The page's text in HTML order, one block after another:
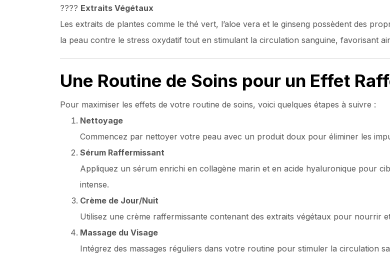
???? Extraits Végétaux
Les extraits de plantes comme le thé vert, l’aloe vera et le ginseng possèdent des
la peau contre le stress oxydatif tout en stimulant la circulation sanguine, favorisant
Une Routine de Soins pour un Effet
Pour maximiser les effets de votre routine de soins, voici quelques étapes à suivre :
Nettoyage
Commencez par nettoyer votre peau avec un produit doux pour éliminer les
Sérum Raffermissant
Appliquez un sérum enrichi en collagène marin et en acide hyaluronique pour
intense.
Crème de Jour/Nuit
Utilisez une crème raffermissante contenant des extraits végétaux pour nourrir
Massage du Visage
Intégrez des massages réguliers dans votre routine pour stimuler la circulation